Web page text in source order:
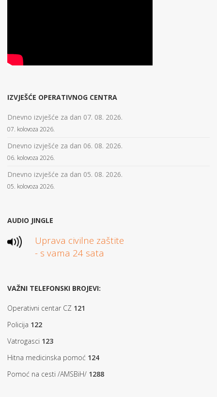
IZVJEŠĆE OPERATIVNOG CENTRA
Dnevno izvješće za dan 07. 08. 2026.
07. kolovoza 2026.
Dnevno izvješće za dan 06. 08. 2026.
06. kolovoza 2026.
Dnevno izvješće za dan 05. 08. 2026.
05. kolovoza 2026.
AUDIO JINGLE
Uprava civilne zaštite
- s vama 24 sata
VAŽNI TELEFONSKI BROJEVI:
Operativni centar CZ 121
Policija 122
Vatrogasci 123
Hitna medicinska pomoć 124
Pomoć na cesti /AMSBiH/ 1288